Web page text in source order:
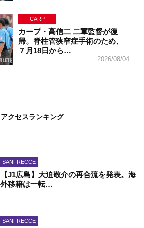
CARP
カープ・高信二 二軍監督が復
帰。脊柱管狭窄症手術のため、
７月18日から…
2026/08/04
アクセスランキング
SANFRECCE
【J1広島】大迫敬介の再合流を発表。海
外移籍は一転…
SANFRECCE